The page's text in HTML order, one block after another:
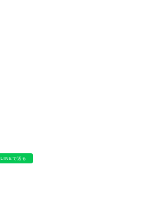
LINEで送る